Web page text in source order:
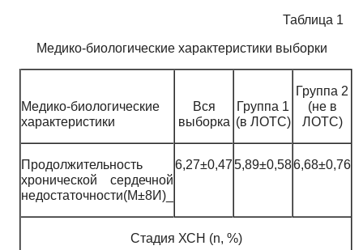
Таблица 1
Медико-биологические характеристики выборки
Медико-биологические
характеристики
Вся
выборка
Группа 1
(в ЛОТС)
Группа 2
(не в
ЛОТС)
Продолжительность
хронической сердечной
недостаточности(М±8И)_
6,27±0,475,89±0,586,68±0,76
Стадия ХСН (n, %)